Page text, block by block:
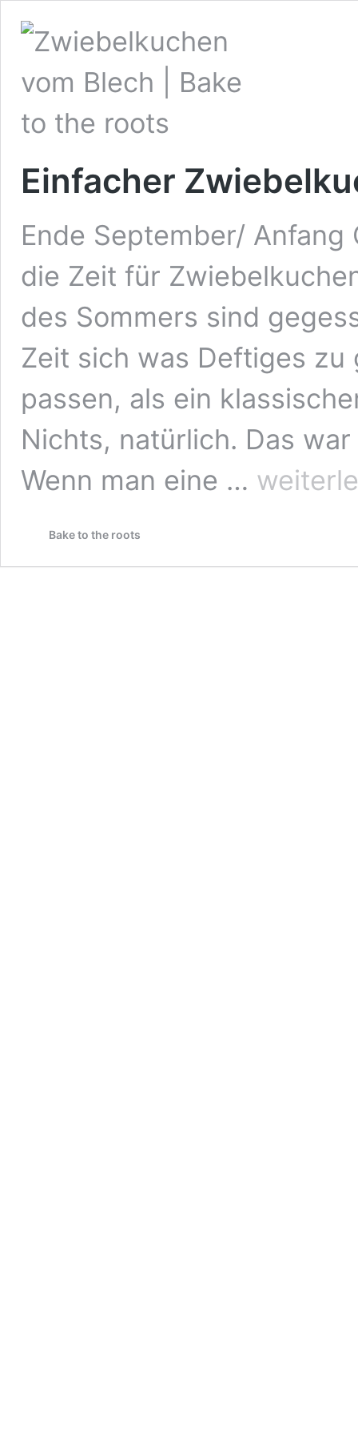
Einfacher
Ende September/
die Zeit für
des Sommers sind
Zeit sich was Deftiges zu
passen, als ein
Nichts, natürlich. Das
Wenn man eine …
Einfacher
Zwiebelkuchen
Bake to the roots